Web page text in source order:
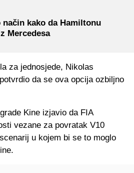
način kako da Hamiltonu
Mercedesa
za jednosjede, Nikolas
da se ova opcija ozbiljno
Kine izjavio da FIA
vezane za povratak V10
u kojem bi se to moglo